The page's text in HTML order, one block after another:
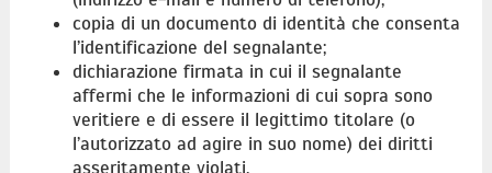
copia di un documento di identità che consenta
l’identificazione del segnalante;
dichiarazione firmata in cui il segnalante
affermi che le informazioni di cui sopra sono
veritiere e di essere il legittimo titolare (o
l’autorizzato ad agire in suo nome) dei diritti
asseritamente violati.